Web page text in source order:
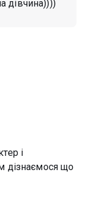
дівчина))))
і
дізнаємося що